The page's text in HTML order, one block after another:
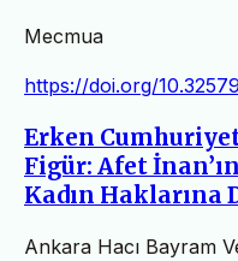
Mecmua
https://doi.org/
Erken
Figür: Afet
Kadın
Ankara Hacı Bayram